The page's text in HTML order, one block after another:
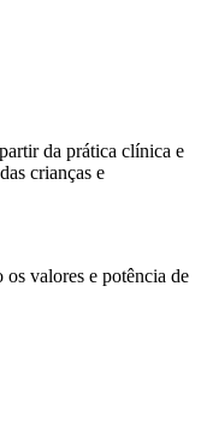
da prática clínica e
crianças e
valores e potência de